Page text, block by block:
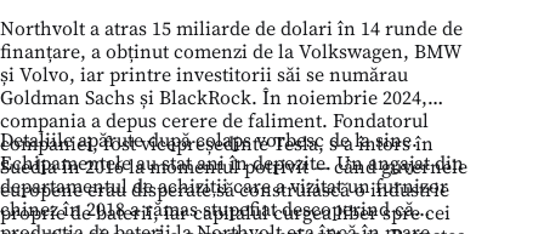
Northvolt a atras 15 miliarde de dolari în 14 runde de
finanțare, a obținut comenzi de la Volkswagen, BMW
și Volvo, iar printre investitorii săi se numărau
Goldman Sachs și BlackRock. În noiembrie 2024,
compania a depus cerere de faliment. Fondatorul
companiei, fost vicepreședinte Tesla, s-a întors în
Suedia în 2016 la momentul potrivit — când guvernele
europene erau disperate să construiască o industrie
proprie de baterii, iar capitalul curgea liber spre cei
Detaliile apărute după colaps vorbesc de la sine.
Echipamentele au stat ani în depozite. Un angajat din
departamentul de achiziții care a vizitat un furnizor
chinez în 2018 a rămas stupefiat descoperind că